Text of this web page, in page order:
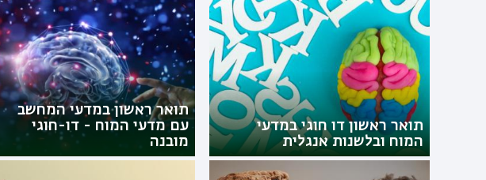
תואר ראשון דו חוגי במדעי
המוח ובלשנות אנגלית
תואר ראשון במדעי המחשב
עם מדעי המוח - דו-חוגי
מובנה